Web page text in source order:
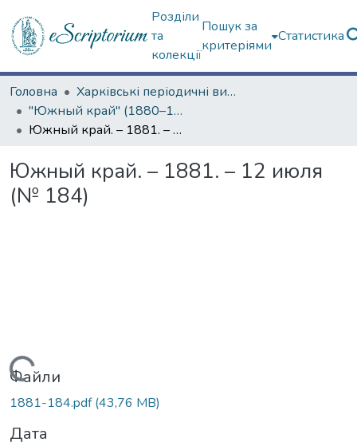
Розділи
та
колекції
Пошук за
критеріями
Статистика
Головна
Харківські періодичні видання
"Южный край" (1880–1919 гг.)
Южный край. – 1881. – 12 июля (№ 184)
Южный край. – 1881. – 12 июля
(№ 184)
Вантажиться...
Файли
1881-184.pdf(43,76 MB)
Дата